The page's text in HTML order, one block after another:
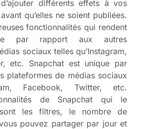
différents effets à vos
qu’elles ne soient publiées.
fonctionnalités qui rendent
par rapport aux autres
sociaux telles qu’Instagram,
etc. Snapchat est unique par
plateformes de médias sociaux
Facebook, Twitter, etc.
de Snapchat qui le
les filtres, le nombre de
pouvez partager par jour et